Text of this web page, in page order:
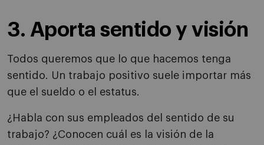
3. Aporta sentido y visión
Todos queremos que lo que hacemos tenga
sentido. Un trabajo positivo suele importar más
que el sueldo o el estatus.
¿Habla con sus empleados del sentido de su
trabajo? ¿Conocen cuál es la visión de la